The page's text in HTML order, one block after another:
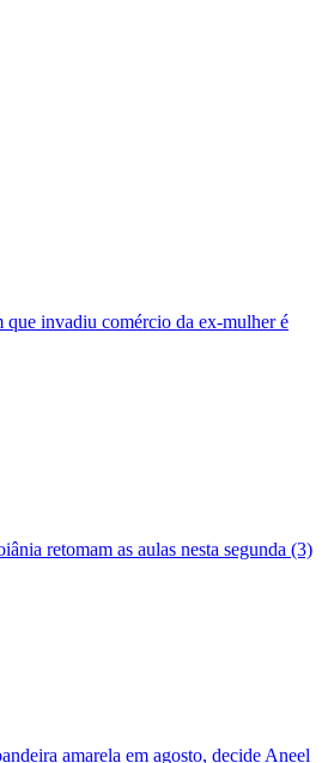
que invadiu comércio da ex-mulher é
retomam as aulas nesta segunda (3)
amarela em agosto, decide Aneel